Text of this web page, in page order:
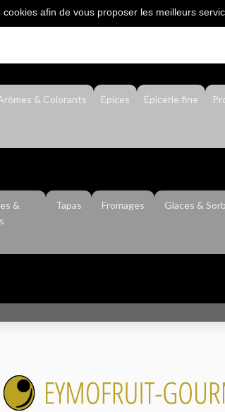
afin de vous proposer les meilleurs
& Colorants Épices Épicerie fine
&
Tapas Fromages Glaces &